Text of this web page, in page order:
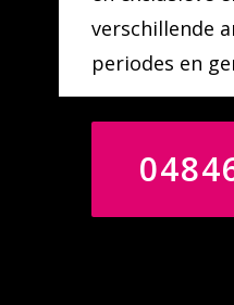
verschillende
periodes en